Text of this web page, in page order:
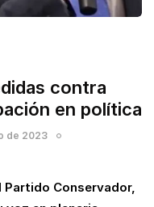
contra
en política
de 2023
Partido Conservador,